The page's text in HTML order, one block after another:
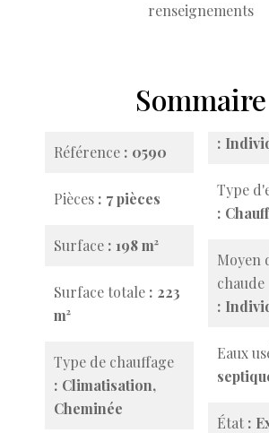
renseignements
Sommaire
Référence 0590
Pièces 7 pièces
Surface 198 m²
Surface totale
223
m²
Type de chauffage
Climatisation,
Cheminée
Type
Moyen
chaude
Eaux
État